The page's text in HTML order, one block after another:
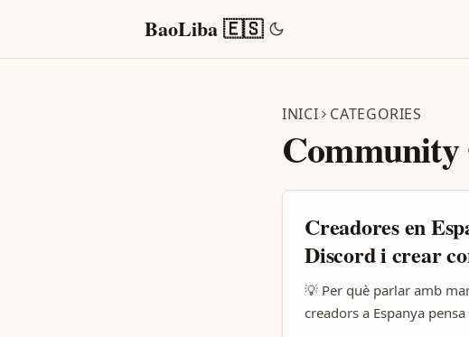
BaoLiba 🇪🇸
INICI CATEGORIES
Creadores en
Discord i crear
💡 Per què parlar amb
creadors a Espanya